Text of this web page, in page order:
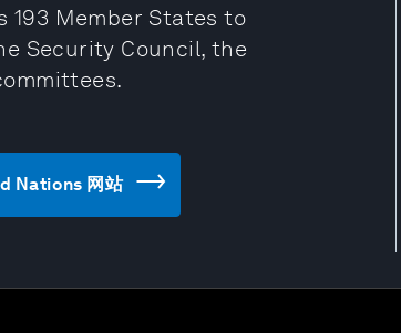
193 Member States to
Security Council, the
Nations 网站